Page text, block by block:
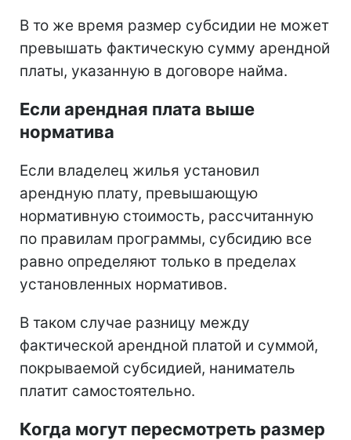
В то же время размер субсидии не может
превышать фактическую сумму арендной
платы, указанную в договоре найма.
Если арендная плата выше
норматива
Если владелец жилья установил
арендную плату, превышающую
нормативную стоимость, рассчитанную
по правилам программы, субсидию все
равно определяют только в пределах
установленных нормативов.
В таком случае разницу между
фактической арендной платой и суммой,
покрываемой субсидией, наниматель
платит самостоятельно.
Когда могут пересмотреть размер